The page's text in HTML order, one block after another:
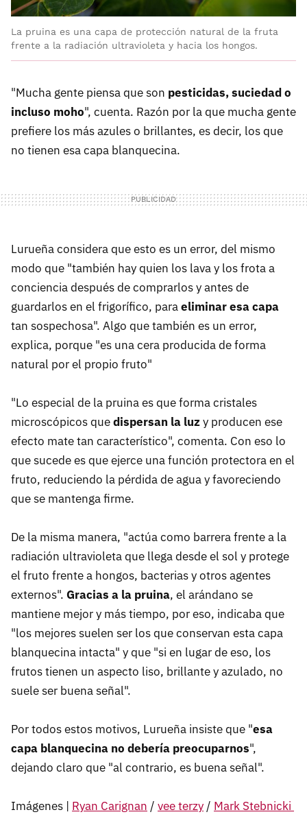
La pruina es una capa de protección natural de la fruta
frente a la radiación ultravioleta y hacia los hongos.
"Mucha gente piensa que son pesticidas, suciedad o
incluso moho", cuenta. Razón por la que mucha gente
prefiere los más azules o brillantes, es decir, los que
no tienen esa capa blanquecina.
Lurueña considera que esto es un error, del mismo
modo que "también hay quien los lava y los frota a
conciencia después de comprarlos y antes de
guardarlos en el frigorífico, paraeliminar esa capa
tan sospechosa". Algo que también es un error,
explica, porque "es una cera producida de forma
natural por el propio fruto"
"Lo especial de la pruina es que forma cristales
microscópicos quedispersan la luzy producen ese
efecto mate tan característico", comenta. Con eso lo
que sucede es que ejerce una función protectora en el
fruto, reduciendo la pérdida de agua y favoreciendo
que se mantenga firme.
De la misma manera, "actúa como barrera frente a la
radiación ultravioleta que llega desde el sol y protege
el fruto frente a hongos, bacterias y otros agentes
externos". Gracias a la pruina, el arándano se
mantiene mejor y más tiempo, por eso, indicaba que
"los mejores suelen ser los que conservan esta capa
blanquecina intacta" y que "si en lugar de eso, los
frutos tienen un aspecto liso, brillante y azulado, no
suele ser buena señal".
Por todos estos motivos, Lurueña insiste que "esa
capa blanquecina no debería preocuparnos",
dejando claro que "al contrario, es buena señal".
Imágenes | Ryan Carignan / vee terzy / Mark Stebnicki